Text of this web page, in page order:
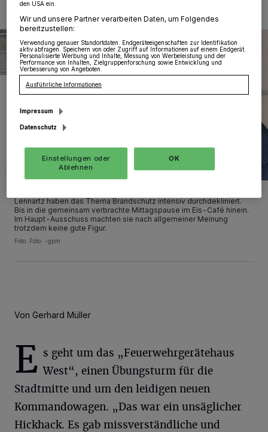
Lennartz haben das Thema Brandschutz intensiv durchdekliniert.
Bis in die gemeinsam verbrachte Mittagspause im Eis-Café hinein.
Im Haupt-Ausschuss machten sie nach allgemeiner Meinung
trotzdem keine gute Figur.
Foto: Foto: -gpm.
Von Gerhard Müller
E s geht um das „Feuerwehrgerätehaus
West“, einen Übungsturm für die
Stadtmitte und um den leidigen neuen
Kommandowagen. „Das war ein unsäglicher
Hickhack. Es gab missverständliche und
den USA ein.
Wir und unsere Partner verarbeiten Daten, um Folgendes
bereitzustellen:
Verwendung genauer Standortdaten. Endgeräteeigenschaften zur Identifikation
aktiv abfragen. Speichern von oder Zugriff auf Informationen auf einem Endgerät.
Personalisierte Werbung und Inhalte, Messung von Werbeleistung und der
Performance von Inhalten, Zielgruppenforschung sowie Entwicklung und
Verbesserung von Angeboten.
Ausführliche Informationen
Impressum
Datenschutz
Einstellungen oder
Ablehnen
OK